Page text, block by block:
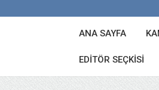
ANA SAYFA
EDITÖR SEÇKISI